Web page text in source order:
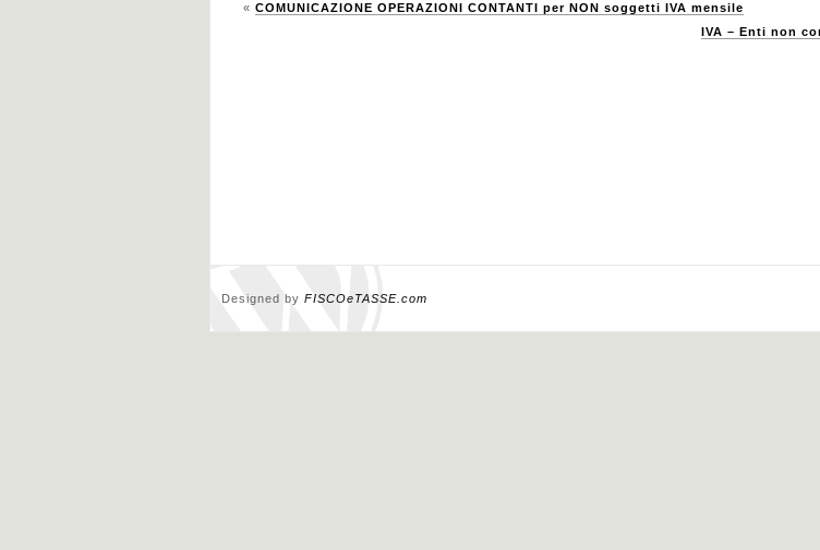
« COMUNICAZIONE OPERAZIONI CONTANTI per NON soggetti IVA mensile
IVA – Enti non
Designed by FISCOeTASSE.com